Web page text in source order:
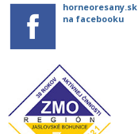
horneoresany.sk
na facebooku